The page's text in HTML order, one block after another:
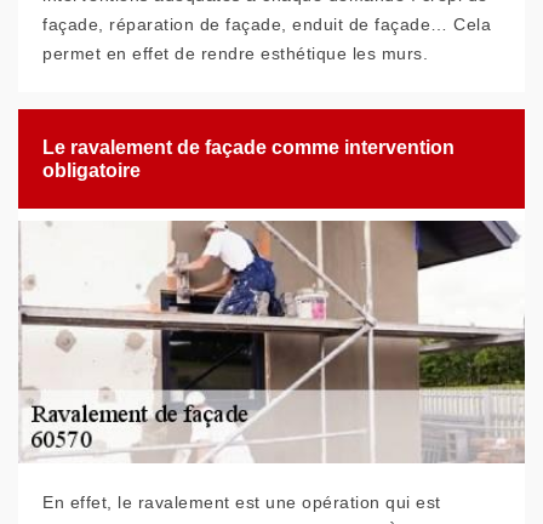
façade, réparation de façade, enduit de façade… Cela
permet en effet de rendre esthétique les murs.
Le ravalement de façade comme intervention
obligatoire
En effet, le ravalement est une opération qui est